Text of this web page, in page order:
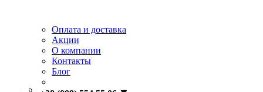
Оплата и доставка
Акции
О компании
Контакты
Блог